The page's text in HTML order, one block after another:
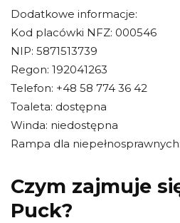
Dodatkowe informacje:
Kod placówki NFZ: 000546
NIP: 5871513739
Regon: 192041263
Telefon: +48 58 774 36 42
Toaleta: dostępna
Winda: niedostępna
Rampa dla
Czym zajmuje
Puck?